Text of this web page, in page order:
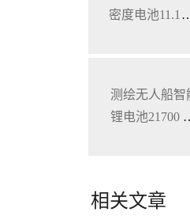
密度电池11.1V
测绘无人船智
锂电池21700
相关文章